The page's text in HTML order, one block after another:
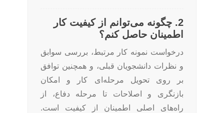
2. چگونه می‌توانم از کیفیت کار
اطمینان حاصل کنم؟
درخواست نمونه کار مرتبط، بررسی سوابق
و نظرات دانشجویان قبلی، و همچنین توافق
بر روی تحویل مرحله‌ای کار و امکان
بازنگری و اصلاحات تا مرحله دفاع، از
راه‌های اصلی اطمینان از کیفیت است.